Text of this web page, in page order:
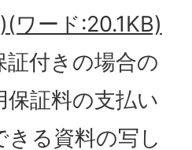
ワード:20.1KB)
証付きの場合の
保証料の支払い
きる資料の写し